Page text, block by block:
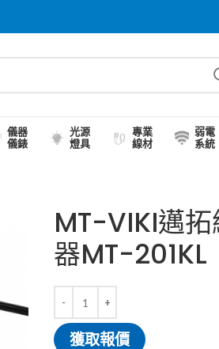
儀器
儀錶
光源
燈具
專業
線材
弱電
系統
MT-VIKI邁
器MT-201KL
獲取報價